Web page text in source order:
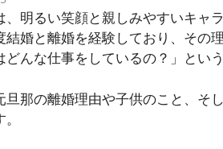
、明るい笑顔と親しみやすいキャ
婚と離婚を経験しており、その
んな仕事をしているの？」とい
那の離婚理由や子供のこと、そ